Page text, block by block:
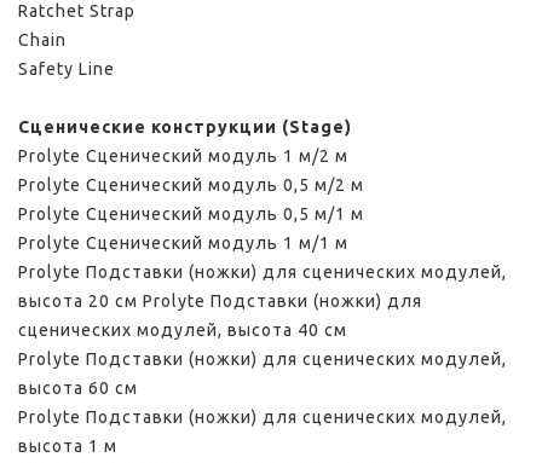
Ratchet Strap
Chain
Safety Line
Сценические конструкции (Stage)
Prolyte Сценический модуль 1 м/2 м
Prolyte Сценический модуль 0,5 м/2 м
Prolyte Сценический модуль 0,5 м/1 м
Prolyte Сценический модуль 1 м/1 м
Prolyte Подставки (ножки) для сценических модулей,
высота 20 см Prolyte Подставки (ножки) для
сценических модулей, высота 40 см
Prolyte Подставки (ножки) для сценических модулей,
высота 60 см
Prolyte Подставки (ножки) для сценических модулей,
высота 1 м